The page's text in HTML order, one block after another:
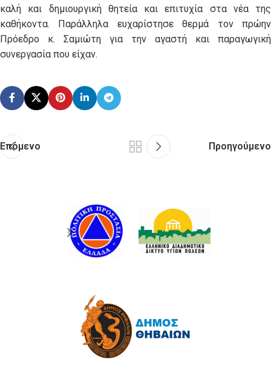
καλή και δημιουργική θητεία και επιτυχία στα νέα της
καθήκοντα. Παράλληλα ευχαρίστησε θερμά τον πρώην
Πρόεδρο κ. Σαμιώτη για την αγαστή και παραγωγική
συνεργασία που είχαν.
Επόμενο Προηγούμενο